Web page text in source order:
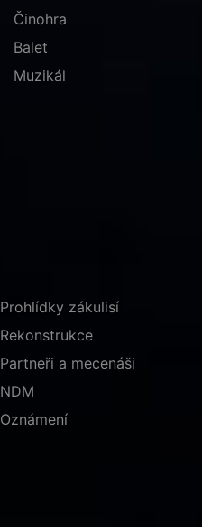
Činohra
Balet
Muzikál
Prohlídky zákulisí
Rekonstrukce
Partneři a mecenáši
NDM
Oznámení